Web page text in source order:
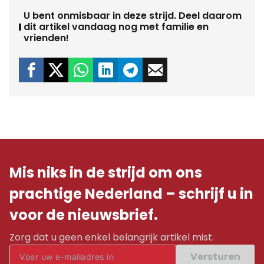
U bent onmisbaar in deze strijd. Deel daarom
dit artikel vandaag nog met familie en
vrienden!
Mis niks in de strijd om ons
prachtige Nederland – schrijf u in
voor de nieuwsbrief.
Zorg dat u geen enkel belangrijk artikel mist.
Versturen